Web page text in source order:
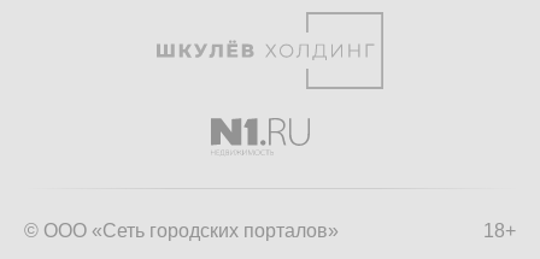
18+
© ООО «Сеть городских порталов»